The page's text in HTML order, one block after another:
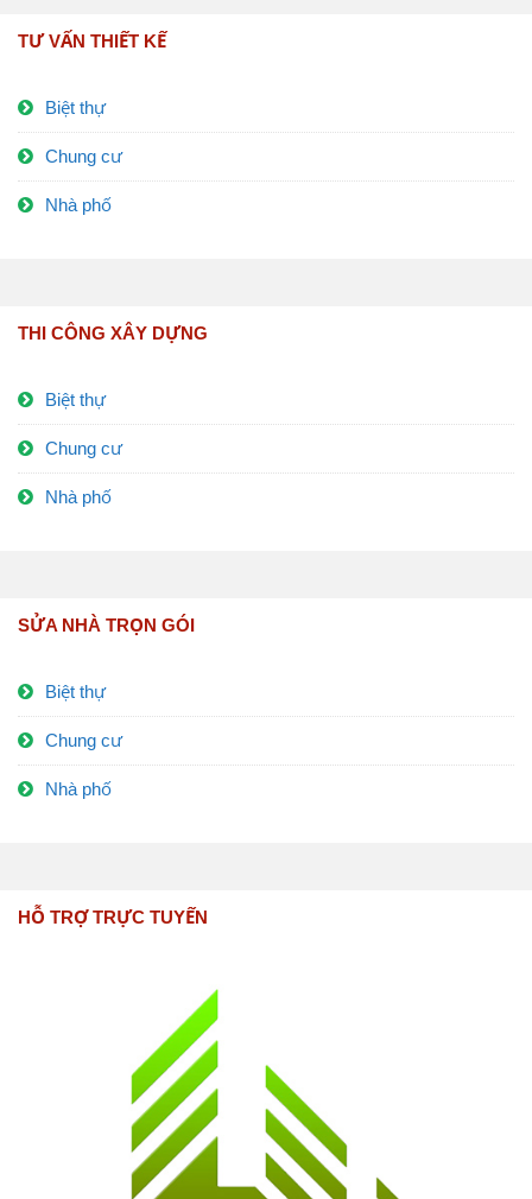
TƯ VẤN THIẾT KẾ
Biệt thự
Chung cư
Nhà phố
THI CÔNG XÂY DỰNG
Biệt thự
Chung cư
Nhà phố
SỬA NHÀ TRỌN GÓI
Biệt thự
Chung cư
Nhà phố
HỖ TRỢ TRỰC TUYẾN